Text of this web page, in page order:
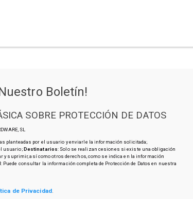
Boletín!
SOBRE PROTECCIÓN DE DATOS
SL
planteadas por el usuario y enviarle la información solicitada;
usuario;Destinatarios: Solo se realizan cesiones si existe una obligación
y suprimir, así como otros derechos, como se indica en la información
: Puede consultar la información completa de Protección de Datos en nuestra
de Privacidad.